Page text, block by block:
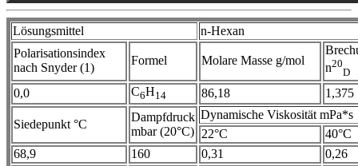
Lösungsmittel
n-Hexan
Polarisationsindex
nach Snyder (1)
Formel Molare Masse g/mol
n20
D
0,0 C6H14 86,18 1,375
Siedepunkt °C
Dampfdruck
mbar (20°C)
Dynamische Viskosität mPa*s
22°C
40°C
68,9
160 0,31
0,26